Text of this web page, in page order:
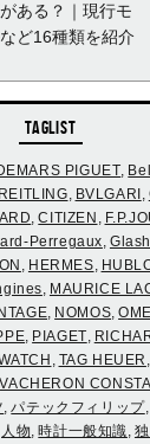
ある？｜現行モ
ど16種類を紹介
TAGLIST
PIGUET,
, BVLGARI ,
,CITIZEN ,
Perregaux,
, HERMES,
, MAURICE
, NOMOS,
, PIAGET,
, TAG HEUER ,
VACHERON
,パテックフィリップ,
人物,時計一般知識,